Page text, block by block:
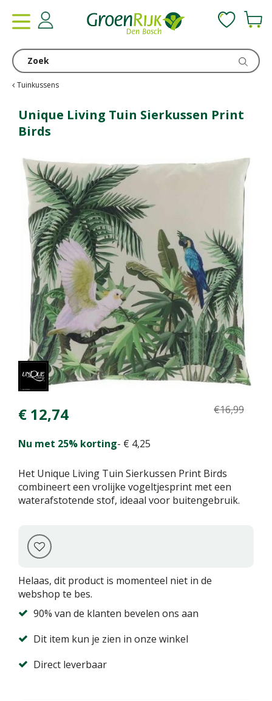
Tuinkussens
Unique Living Tuin Sierkussen Print
Birds
€16,99
€ 12,74
Nu met 25% korting- € 4,25
Het Unique Living Tuin Sierkussen Print Birds
combineert een vrolijke vogeltjesprint met een
waterafstotende stof, ideaal voor buitengebruik.
Helaas, dit product is momenteel niet in de
webshop te bes.
90% van de klanten bevelen ons aan
Dit item kun je zien in onze winkel
Direct leverbaar